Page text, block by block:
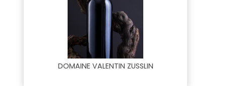
DOMAINE VALENTIN ZUSSLIN